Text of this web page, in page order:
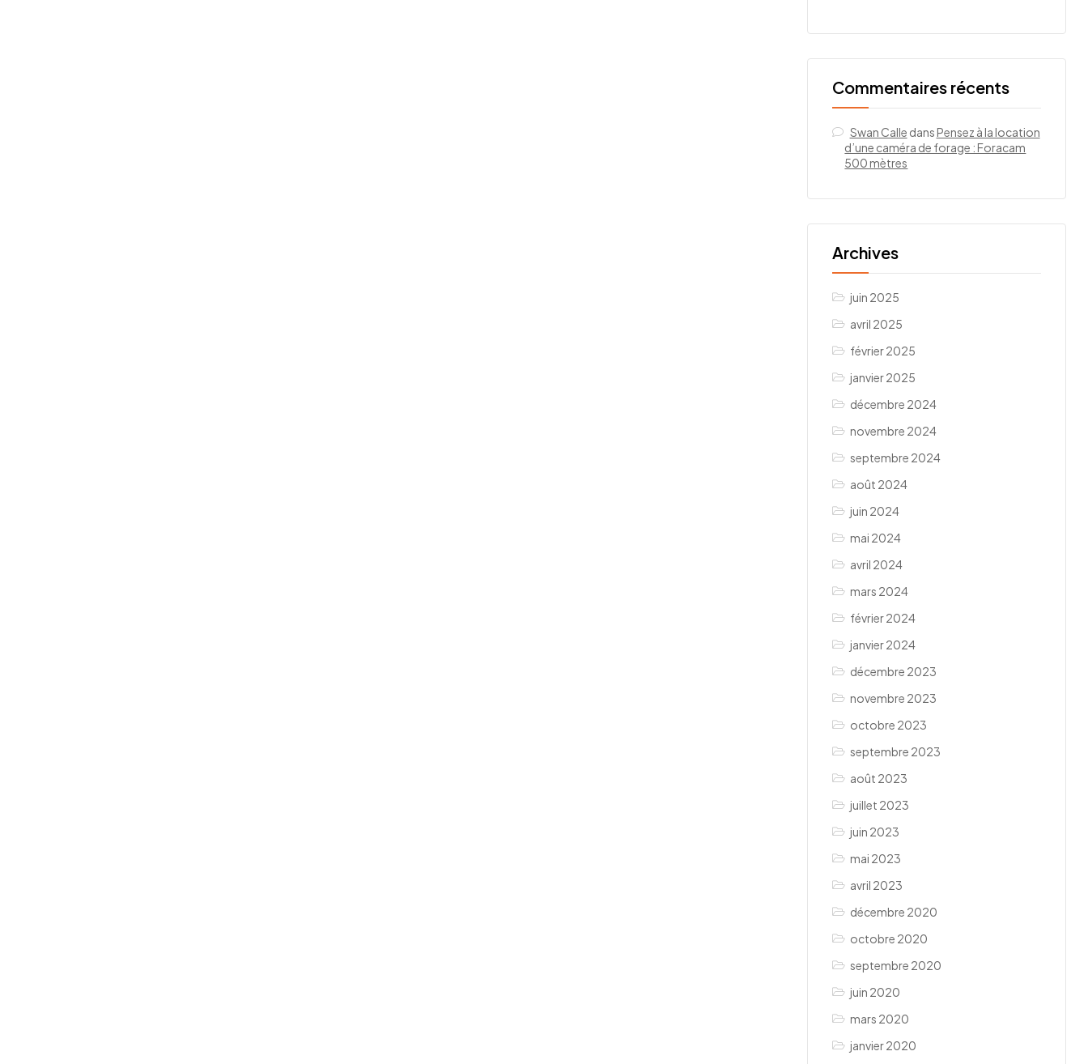
Commentaires récents
Swan Calle dansPensez à la location
d’une caméra de forage : Foracam
500 mètres
Archives
juin 2025
avril 2025
février 2025
janvier 2025
décembre 2024
novembre 2024
septembre 2024
août 2024
juin 2024
mai 2024
avril 2024
mars 2024
février 2024
janvier 2024
décembre 2023
novembre 2023
octobre 2023
septembre 2023
août 2023
juillet 2023
juin 2023
mai 2023
avril 2023
décembre 2020
octobre 2020
septembre 2020
juin 2020
mars 2020
janvier 2020